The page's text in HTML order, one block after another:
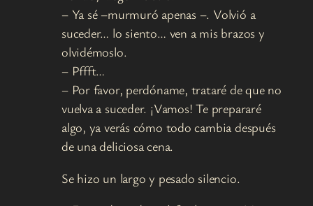
– Ya sé –murmuró apenas –. Volvió a
suceder… lo siento… ven a mis brazos y
olvidémoslo.
– Pffft…
– Por favor, perdóname, trataré de que no
vuelva a suceder. ¡Vamos! Te prepararé
algo, ya verás cómo todo cambia después
de una deliciosa cena.
Se hizo un largo y pesado silencio.